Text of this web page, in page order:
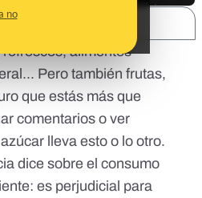
no
alimentos
Pero también frutas,
que estás más que
comentarios o ver
lleva esto o lo otro.
dice sobre el consumo
es perjudicial para